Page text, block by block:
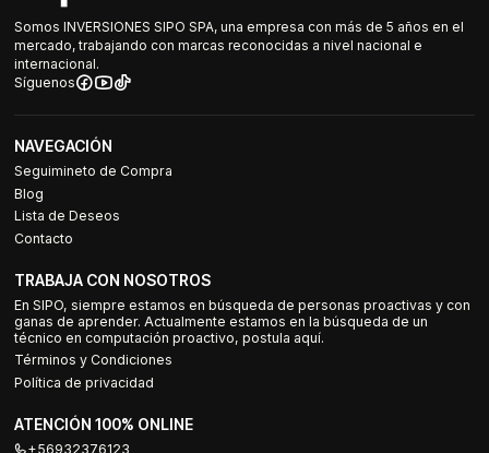
Somos INVERSIONES SIPO SPA, una empresa con más de 5 años en el
mercado, trabajando con marcas reconocidas a nivel nacional e
internacional.
Síguenos
NAVEGACIÓN
Seguimineto de Compra
Blog
Lista de Deseos
Contacto
TRABAJA CON NOSOTROS
En SIPO, siempre estamos en búsqueda de personas proactivas y con
ganas de aprender. Actualmente estamos en la búsqueda de un
técnico en computación proactivo, postula aquí.
Términos y Condiciones
Política de privacidad
ATENCIÓN 100% ONLINE
+56932376123